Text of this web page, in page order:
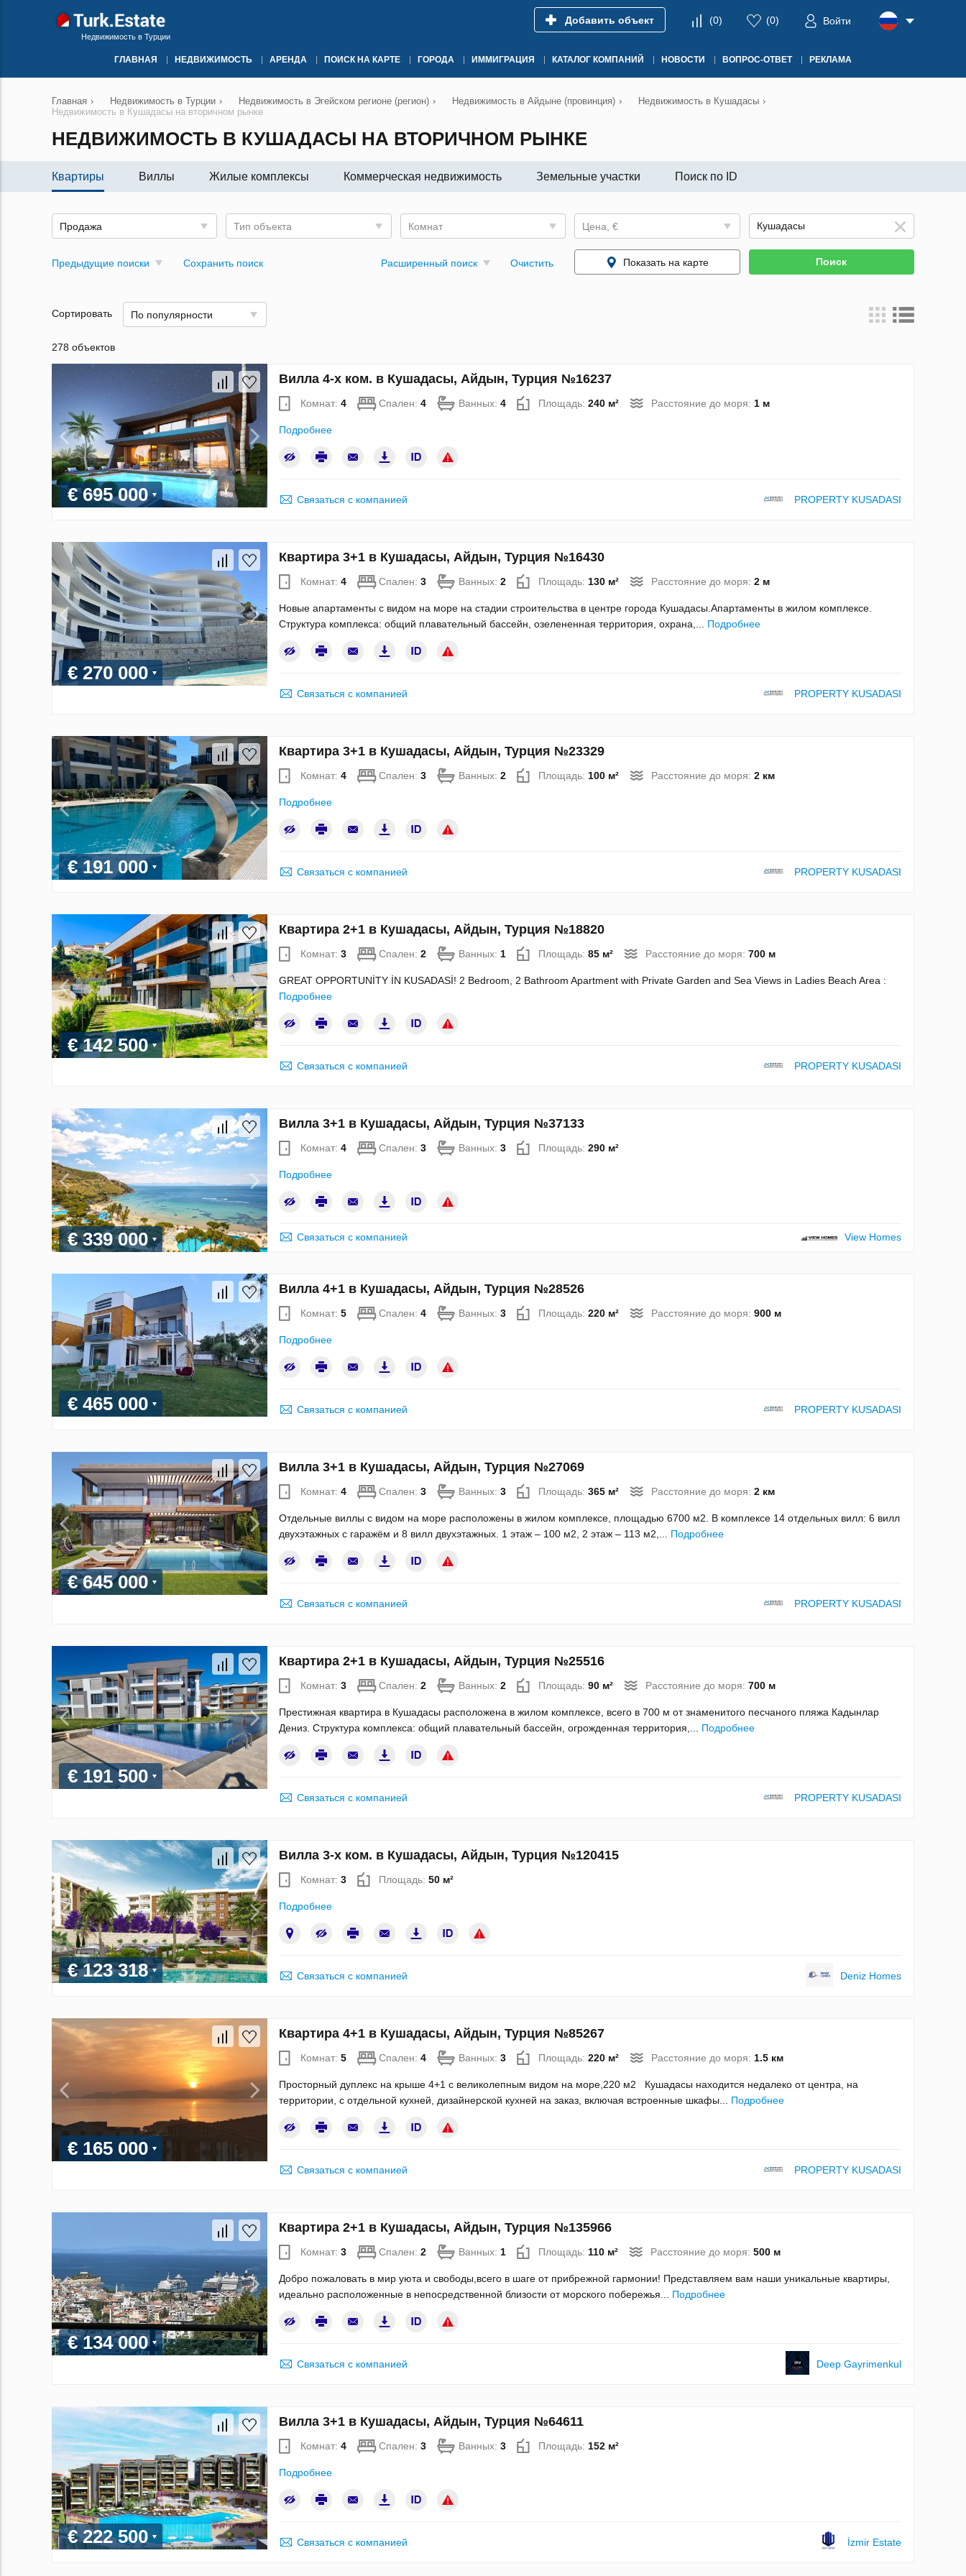
Недвижимость в Турции
Добавить объект (0) (0) Войти
ГЛАВНАЯ НЕДВИЖИМОСТЬ АРЕНДА ПОИСК НА КАРТЕ ГОРОДА ИММИГРАЦИЯ КАТАЛОГ КОМПАНИЙ НОВОСТИ ВОПРОС-ОТВЕТ РЕКЛАМА
Главная › Недвижимость в Турции › Недвижимость в Эгейском регионе (регион) › Недвижимость в Айдыне (провинция) › Недвижимость в Кушадасы ›
Недвижимость в Кушадасы на вторичном рынке
НЕДВИЖИМОСТЬ В КУШАДАСЫ НА ВТОРИЧНОМ РЫНКЕ
Квартиры Виллы Жилые комплексы Коммерческая недвижимость Земельные участки Поиск по ID
Продажа Тип объекта Комнат Цена, €
Предыдущие поиски Сохранить поиск Расширенный поиск Очистить Показать на карте Поиск
Сортировать По популярности
278 объектов
€ 695 000
Вилла 4-х ком. в Кушадасы, Айдын, Турция №16237
Комнат: 4 Спален: 4 Ванных: 4 Площадь: 240 м² Расстояние до моря: 1 м
Подробнее
Связаться с компанией PROPERTY KUSADASI
€ 270 000
Квартира 3+1 в Кушадасы, Айдын, Турция №16430
Комнат: 4 Спален: 3 Ванных: 2 Площадь: 130 м² Расстояние до моря: 2 м
Новые апартаменты с видом на море на стадии строительства в центре города Кушадасы.Апартаменты в жилом комплексе.
Структура комплекса: общий плавательный бассейн, озелененная территория, охрана,... Подробнее
Связаться с компанией PROPERTY KUSADASI
€ 191 000
Квартира 3+1 в Кушадасы, Айдын, Турция №23329
Комнат: 4 Спален: 3 Ванных: 2 Площадь: 100 м² Расстояние до моря: 2 км
Подробнее
Связаться с компанией PROPERTY KUSADASI
€ 142 500
Квартира 2+1 в Кушадасы, Айдын, Турция №18820
Комнат: 3 Спален: 2 Ванных: 1 Площадь: 85 м² Расстояние до моря: 700 м
GREAT OPPORTUNİTY İN KUSADASİ! 2 Bedroom, 2 Bathroom Apartment with Private Garden and Sea Views in Ladies Beach Area :
Подробнее
Связаться с компанией PROPERTY KUSADASI
€ 339 000
Вилла 3+1 в Кушадасы, Айдын, Турция №37133
Комнат: 4 Спален: 3 Ванных: 3 Площадь: 290 м²
Подробнее
Связаться с компанией View Homes
€ 465 000
Вилла 4+1 в Кушадасы, Айдын, Турция №28526
Комнат: 5 Спален: 4 Ванных: 3 Площадь: 220 м² Расстояние до моря: 900 м
Подробнее
Связаться с компанией PROPERTY KUSADASI
€ 645 000
Вилла 3+1 в Кушадасы, Айдын, Турция №27069
Комнат: 4 Спален: 3 Ванных: 3 Площадь: 365 м² Расстояние до моря: 2 км
Отдельные виллы с видом на море расположены в жилом комплексе, площадью 6700 м2. В комплексе 14 отдельных вилл: 6 вилл
двухэтажных с гаражём и 8 вилл двухэтажных. 1 этаж – 100 м2, 2 этаж – 113 м2,... Подробнее
Связаться с компанией PROPERTY KUSADASI
€ 191 500
Квартира 2+1 в Кушадасы, Айдын, Турция №25516
Комнат: 3 Спален: 2 Ванных: 2 Площадь: 90 м² Расстояние до моря: 700 м
Престижная квартира в Кушадасы расположена в жилом комплексе, всего в 700 м от знаменитого песчаного пляжа Кадынлар
Дениз. Структура комплекса: общий плавательный бассейн, огрожденная территория,... Подробнее
Связаться с компанией PROPERTY KUSADASI
€ 123 318
Вилла 3-х ком. в Кушадасы, Айдын, Турция №120415
Комнат: 3 Площадь: 50 м²
Подробнее
Связаться с компанией Deniz Homes
€ 165 000
Квартира 4+1 в Кушадасы, Айдын, Турция №85267
Комнат: 5 Спален: 4 Ванных: 3 Площадь: 220 м² Расстояние до моря: 1.5 км
Просторный дуплекс на крыше 4+1 с великолепным видом на море,220 м2 Кушадасы находится недалеко от центра, на
территории, с отдельной кухней, дизайнерской кухней на заказ, включая встроенные шкафы... Подробнее
Связаться с компанией PROPERTY KUSADASI
€ 134 000
Квартира 2+1 в Кушадасы, Айдын, Турция №135966
Комнат: 3 Спален: 2 Ванных: 1 Площадь: 110 м² Расстояние до моря: 500 м
Добро пожаловать в мир уюта и свободы,всего в шаге от прибрежной гармонии! Представляем вам наши уникальные квартиры,
идеально расположенные в непосредственной близости от морского побережья... Подробнее
Связаться с компанией Deep Gayrimenkul
€ 222 500
Вилла 3+1 в Кушадасы, Айдын, Турция №64611
Комнат: 4 Спален: 3 Ванных: 3 Площадь: 152 м²
Подробнее
Связаться с компанией İzmir Estate